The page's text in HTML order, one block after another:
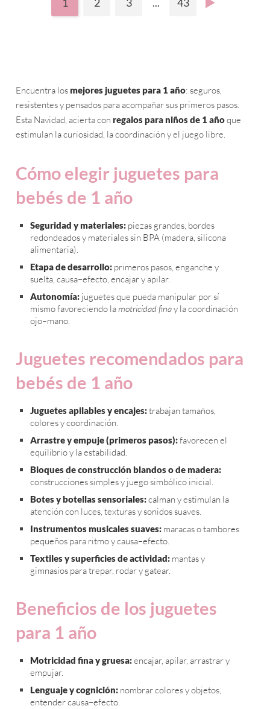
1 2 3 ... 43
Encuentra los mejores juguetes para 1 año: seguros,
resistentes y pensados para acompañar sus primeros pasos.
Esta Navidad, acierta con regalos para niños de 1 añoque
estimulan la curiosidad, la coordinación y el juego libre.
Cómo elegir juguetes para
bebés de 1 año
Seguridad y materiales: piezas grandes, bordes
redondeados y materiales sin BPA (madera, silicona
alimentaria).
Etapa de desarrollo: primeros pasos, enganche y
suelta, causa–efecto, encajar y apilar.
Autonomía: juguetes que pueda manipular por sí
mismo favoreciendo lamotricidad finay la coordinación
ojo–mano.
Juguetes recomendados para
bebés de 1 año
Juguetes apilables y encajes:trabajan tamaños,
colores y coordinación.
Arrastre y empuje (primeros pasos):favorecen el
equilibrio y la estabilidad.
Bloques de construcción blandos o de madera:
construcciones simples y juego simbólico inicial.
Botes y botellas sensoriales:calman y estimulan la
atención con luces, texturas y sonidos suaves.
Instrumentos musicales suaves: maracas o tambores
pequeños para ritmo y causa–efecto.
Textiles y superficies de actividad: mantas y
gimnasios para trepar, rodar y gatear.
Beneficios de los juguetes
para 1 año
Motricidad fina y gruesa:encajar, apilar, arrastrar y
empujar.
Lenguaje y cognición: nombrar colores y objetos,
entender causa–efecto.